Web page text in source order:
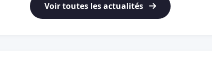
Voir toutes les actualités